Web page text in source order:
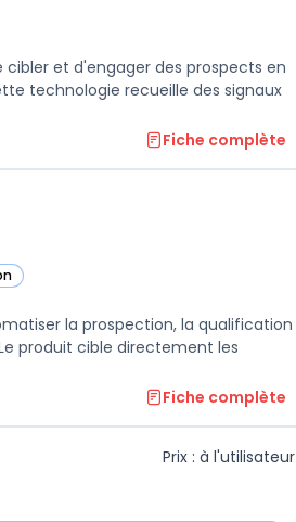
catégorie
et d'engager des prospects en
technologie recueille des signaux
Fiche complète
la prospection, la qualification
produit cible directement les
Fiche complète
Prix : à l'utilisateur